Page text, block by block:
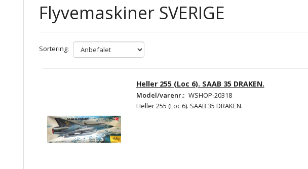
Flyvemaskiner SVERIGE
Sortering:
Heller 255 (Loc 6). SAAB 35 DRAKEN.
Model/varenr.: WSHOP-20318
Heller 255 (Loc 6). SAAB 35 DRAKEN.